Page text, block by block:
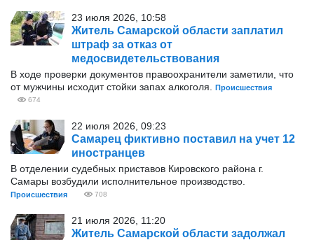
23 июля 2026, 10:58
Житель Самарской области заплатил
штраф за отказ от
медосвидетельствования
В ходе проверки документов правоохранители заметили, что
от мужчины исходит стойки запах алкоголя.
Происшествия
674
22 июля 2026, 09:23
Самарец фиктивно поставил на учет 12
иностранцев
В отделении судебных приставов Кировского района г.
Самары возбудили исполнительное производство.
Происшествия 708
21 июля 2026, 11:20
Житель Самарской области задолжал